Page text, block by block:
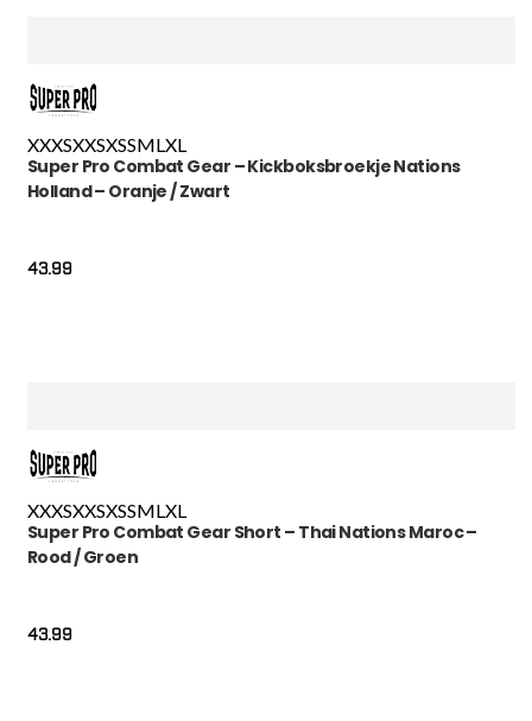
XXXSXXSXSSMLXL
Super Pro Combat Gear – Kickboksbroekje Nations
Holland – Oranje / Zwart
43.99
XXXSXXSXSSMLXL
Super Pro Combat Gear Short – Thai Nations Maroc –
Rood / Groen
43.99